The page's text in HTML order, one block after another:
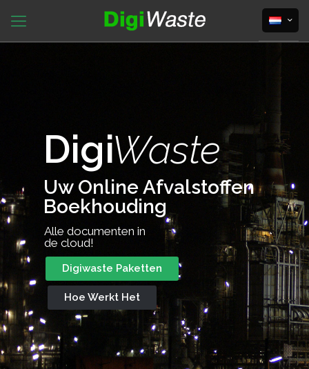
Digi
Alle documenten in
de cloud!
Hoe Werkt Het
Waste
Digiwaste Paketten
Uw Online Afvalstoffen
Boekhouding